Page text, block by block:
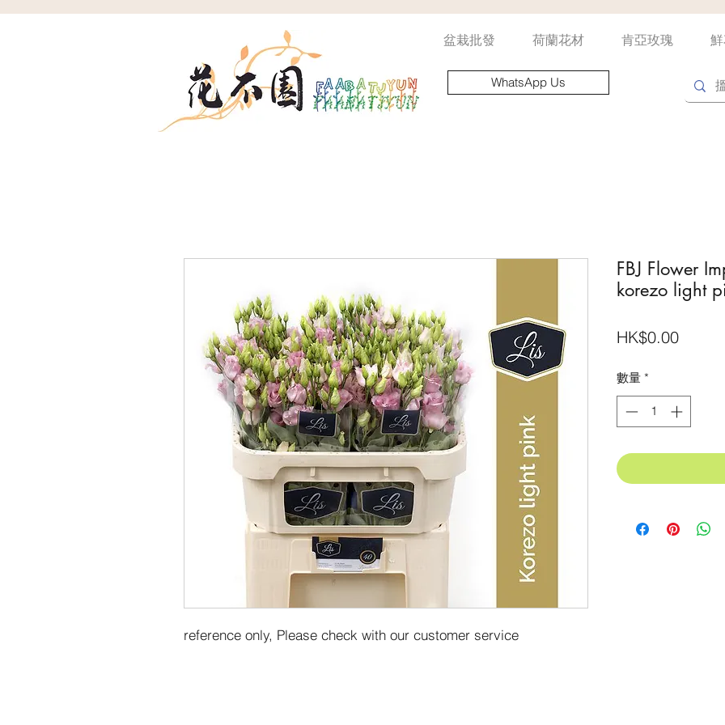
盆栽批發 荷蘭花材 肯亞玫瑰
WhatsApp Us
reference only, Please check with our customer service
FBJ Flower
korezo light
HK$0.00價
數量 *